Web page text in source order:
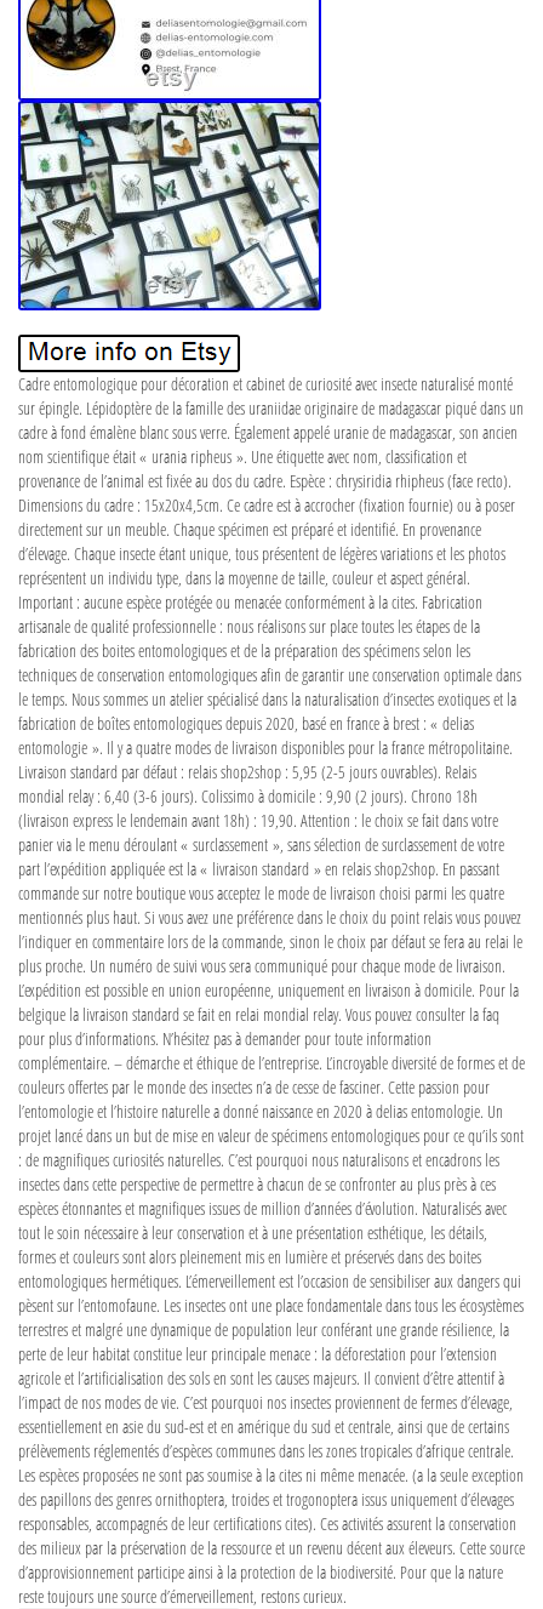
Cadre entomologique pour décoration et cabinet de curiosité avec insecte naturalisé monté
sur épingle. Lépidoptère de la famille des uraniidae originaire de madagascar piqué dans un
cadre à fond émalène blanc sous verre. Également appelé uranie de madagascar, son ancien
nom scientifique était « urania ripheus ». Une étiquette avec nom, classification et
provenance de l’animal est fixée au dos du cadre. Espèce : chrysiridia rhipheus (face recto).
Dimensions du cadre : 15x20x4,5cm. Ce cadre est à accrocher (fixation fournie) ou à poser
directement sur un meuble. Chaque spécimen est préparé et identifié. En provenance
d’élevage. Chaque insecte étant unique, tous présentent de légères variations et les photos
représentent un individu type, dans la moyenne de taille, couleur et aspect général.
Important : aucune espèce protégée ou menacée conformément à la cites. Fabrication
artisanale de qualité professionnelle : nous réalisons sur place toutes les étapes de la
fabrication des boites entomologiques et de la préparation des spécimens selon les
techniques de conservation entomologiques afin de garantir une conservation optimale dans
le temps. Nous sommes un atelier spécialisé dans la naturalisation d’insectes exotiques et la
fabrication de boîtes entomologiques depuis 2020, basé en france à brest : « delias
entomologie ». Il y a quatre modes de livraison disponibles pour la france métropolitaine.
Livraison standard par défaut : relais shop2shop : 5,95 (2-5 jours ouvrables). Relais
mondial relay : 6,40 (3-6 jours). Colissimo à domicile : 9,90 (2 jours). Chrono 18h
(livraison express le lendemain avant 18h) : 19,90. Attention : le choix se fait dans votre
panier via le menu déroulant « surclassement », sans sélection de surclassement de votre
part l’expédition appliquée est la « livraison standard » en relais shop2shop. En passant
commande sur notre boutique vous acceptez le mode de livraison choisi parmi les quatre
mentionnés plus haut. Si vous avez une préférence dans le choix du point relais vous pouvez
l’indiquer en commentaire lors de la commande, sinon le choix par défaut se fera au relai le
plus proche. Un numéro de suivi vous sera communiqué pour chaque mode de livraison.
L’expédition est possible en union européenne, uniquement en livraison à domicile. Pour la
belgique la livraison standard se fait en relai mondial relay. Vous pouvez consulter la faq
pour plus d’informations. N’hésitez pas à demander pour toute information
complémentaire. – démarche et éthique de l’entreprise. L’incroyable diversité de formes et de
couleurs offertes par le monde des insectes n’a de cesse de fasciner. Cette passion pour
l’entomologie et l’histoire naturelle a donné naissance en 2020 à delias entomologie. Un
projet lancé dans un but de mise en valeur de spécimens entomologiques pour ce qu’ils sont
: de magnifiques curiosités naturelles. C’est pourquoi nous naturalisons et encadrons les
insectes dans cette perspective de permettre à chacun de se confronter au plus près à ces
espèces étonnantes et magnifiques issues de million d’années d’évolution. Naturalisés avec
tout le soin nécessaire à leur conservation et à une présentation esthétique, les détails,
formes et couleurs sont alors pleinement mis en lumière et préservés dans des boites
entomologiques hermétiques. L’émerveillement est l’occasion de sensibiliser aux dangers qui
pèsent sur l’entomofaune. Les insectes ont une place fondamentale dans tous les écosystèmes
terrestres et malgré une dynamique de population leur conférant une grande résilience, la
perte de leur habitat constitue leur principale menace : la déforestation pour l’extension
agricole et l’artificialisation des sols en sont les causes majeurs. Il convient d’être attentif à
l’impact de nos modes de vie. C’est pourquoi nos insectes proviennent de fermes d’élevage,
essentiellement en asie du sud-est et en amérique du sud et centrale, ainsi que de certains
prélèvements réglementés d’espèces communes dans les zones tropicales d’afrique centrale.
Les espèces proposées ne sont pas soumise à la cites ni même menacée. (a la seule exception
des papillons des genres ornithoptera, troides et trogonoptera issus uniquement d’élevages
responsables, accompagnés de leur certifications cites). Ces activités assurent la conservation
des milieux par la préservation de la ressource et un revenu décent aux éleveurs. Cette source
d’approvisionnement participe ainsi à la protection de la biodiversité. Pour que la nature
reste toujours une source d’émerveillement, restons curieux.